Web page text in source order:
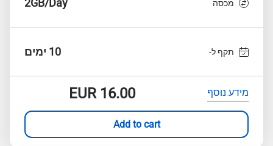
מכסה 2GB/Day
תקף ל- 10 ימים
מידע נוסף EUR16.00
Add to cart